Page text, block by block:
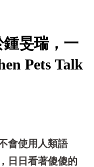
旻瑞，一
Pets Talk
會使用人類語
日日看著傻傻的